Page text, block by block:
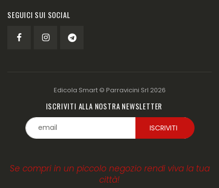
SEGUICI SUI SOCIAL
Edicola Smart © Parravicini Srl 2026
ISCRIVITI ALLA NOSTRA NEWSLETTER
Se compri in un piccolo negozio rendi viva la tua
città!